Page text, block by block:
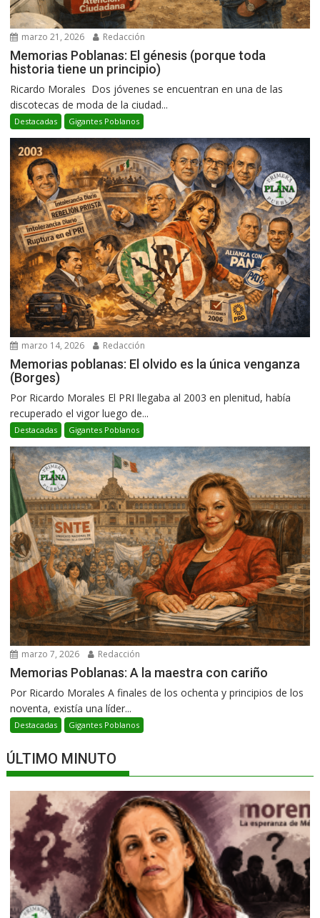
marzo 21, 2026 Redacción
Memorias Poblanas: El génesis (porque toda
historia tiene un principio)
Ricardo Morales Dos jóvenes se encuentran en una de las
discotecas de moda de la ciudad...
Destacadas Gigantes Poblanos
marzo 14, 2026 Redacción
Memorias poblanas: El olvido es la única venganza
(Borges)
Por Ricardo Morales El PRI llegaba al 2003 en plenitud, había
recuperado el vigor luego de...
Destacadas Gigantes Poblanos
marzo 7, 2026 Redacción
Memorias Poblanas: A la maestra con cariño
Por Ricardo Morales A finales de los ochenta y principios de los
noventa, existía una líder...
Destacadas Gigantes Poblanos
ÚLTIMO MINUTO